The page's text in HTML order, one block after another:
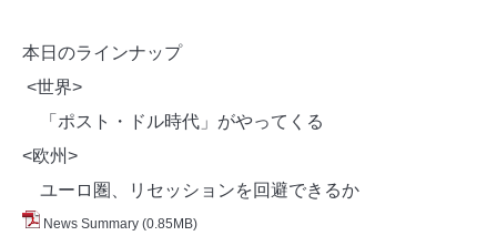
本日のラインナップ
<世界>
「ポスト・ドル時代」がやってくる
<欧州>
ユーロ圏、リセッションを回避できるか
News Summary (0.85MB)